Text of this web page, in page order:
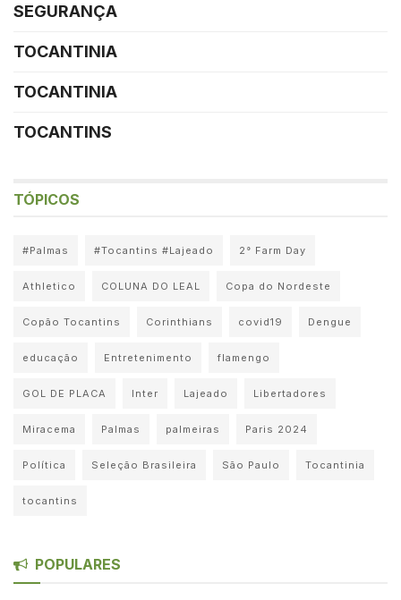
SEGURANÇA
TOCANTINIA
TOCANTINIA
TOCANTINS
TÓPICOS
#Palmas #Tocantins #Lajeado 2° Farm Day
Athletico COLUNA DO LEAL Copa do Nordeste
Copão Tocantins Corinthians covid19 Dengue
educação Entretenimento flamengo
GOL DE PLACA Inter Lajeado Libertadores
Miracema Palmas palmeiras Paris 2024
Política Seleção Brasileira São Paulo Tocantinia
tocantins
POPULARES